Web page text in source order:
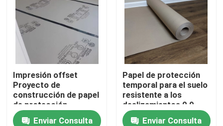
Revestimiento de suelos protector temporal
Papel negro de la cartulina
Cinta adhesiva respirable
Papel de rollo que embala
Impresión offset
Proyecto de
construcción de papel
de protección
temporal para el piso
Enviar Consulta
Papel de protección
temporal para el suelo
resistente a los
deslizamientos 0,9
mm
Enviar Consulta